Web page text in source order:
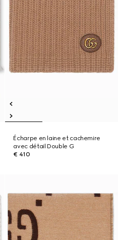
Écharpe en laine et cachemire
avec détail Double G
€ 410